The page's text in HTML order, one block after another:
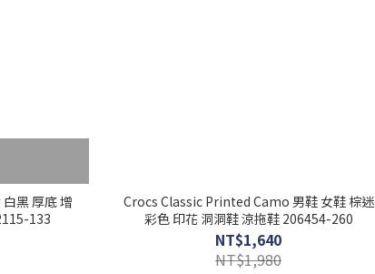
黑 厚底 增
133
Crocs Classic Printed Camo 男鞋 女鞋 棕迷
彩色 印花 洞洞鞋 涼拖鞋 206454-260
NT$1,640
NT$1,980